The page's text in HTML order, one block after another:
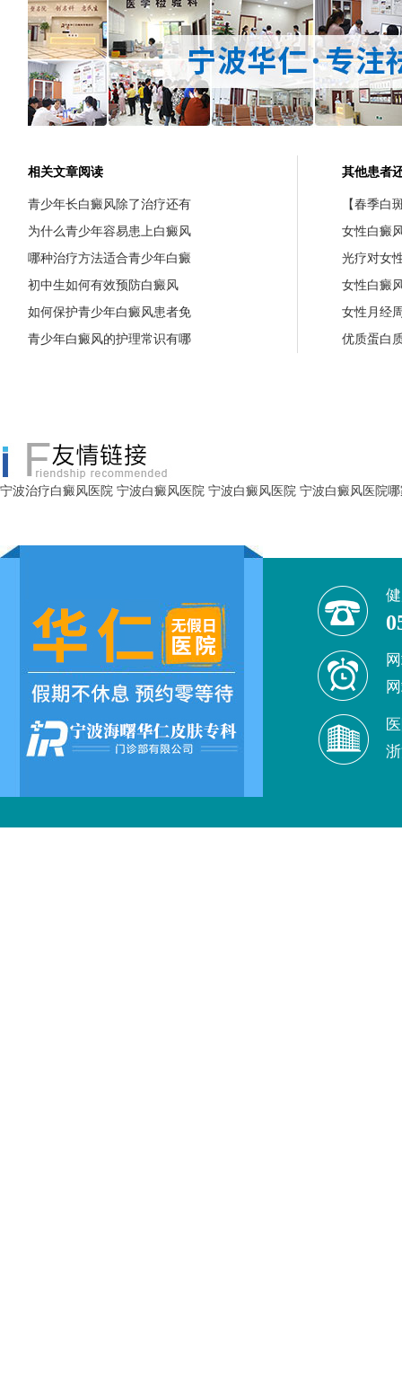
相关文章阅读
青少年长白癜风除了治疗还有
为什么青少年容易患上白癜风
哪种治疗方法适合青少年白癜
初中生如何有效预防白癜风
如何保护青少年白癜风患者免
青少年白癜风的护理常识有哪
其他患者
【春季白
女性白癜
光疗对女
女性白癜
女性月经
优质蛋白
宁波治疗白癜风医院 宁波白癜风医院 宁波白癜风医院 宁波白癜风医院